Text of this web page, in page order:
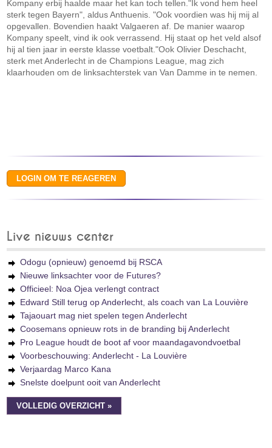
Kompany erbij haalde maar het kan toch tellen."Ik vond hem heel
sterk tegen Bayern", aldus Anthuenis. "Ook voordien was hij mij al
opgevallen. Bovendien haakt Valgaeren af. De manier waarop
Kompany speelt, vind ik ook verrassend. Hij staat op het veld alsof
hij al tien jaar in eerste klasse voetbalt."Ook Olivier Deschacht,
sterk met Anderlecht in de Champions League, mag zich
klaarhouden om de linksachterstek van Van Damme in te nemen.
Live nieuws center
Odogu (opnieuw) genoemd bij RSCA
Nieuwe linksachter voor de Futures?
Officieel: Noa Ojea verlengt contract
Edward Still terug op Anderlecht, als coach van La Louvière
Tajaouart mag niet spelen tegen Anderlecht
Coosemans opnieuw rots in de branding bij Anderlecht
Pro League houdt de boot af voor maandagavondvoetbal
Voorbeschouwing: Anderlecht - La Louvière
Verjaardag Marco Kana
Snelste doelpunt ooit van Anderlecht
VOLLEDIG OVERZICHT »